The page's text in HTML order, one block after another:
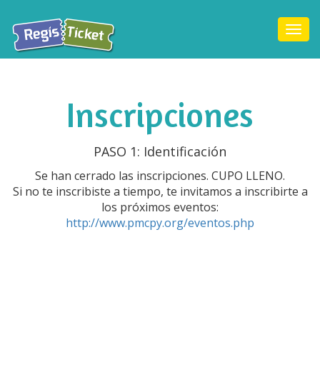
Inscripciones
PASO 1: Identificación
Se han cerrado las inscripciones. CUPO LLENO.
Si no te inscribiste a tiempo, te invitamos a inscribirte a
los próximos eventos:
http://www.pmcpy.org/eventos.php